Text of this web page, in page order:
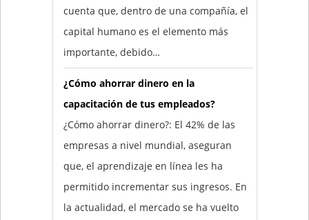
cuenta que, dentro de una compañía, el
capital humano es el elemento más
importante, debido…
¿Cómo ahorrar dinero en la
capacitación de tus empleados?
¿Cómo ahorrar dinero?: El 42% de las
empresas a nivel mundial, aseguran
que, el aprendizaje en línea les ha
permitido incrementar sus ingresos. En
la actualidad, el mercado se ha vuelto